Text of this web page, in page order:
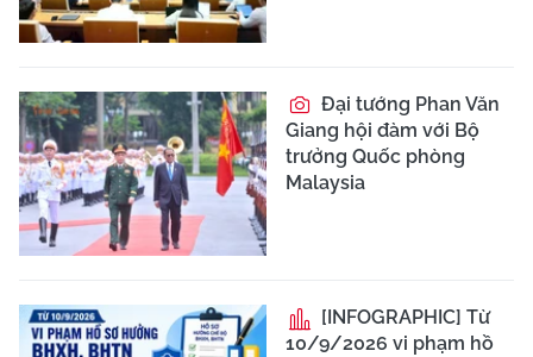
Đại tướng Phan Văn
Giang hội đàm với Bộ
trưởng Quốc phòng
Malaysia
[INFOGRAPHIC] Từ
10/9/2026 vi phạm hồ